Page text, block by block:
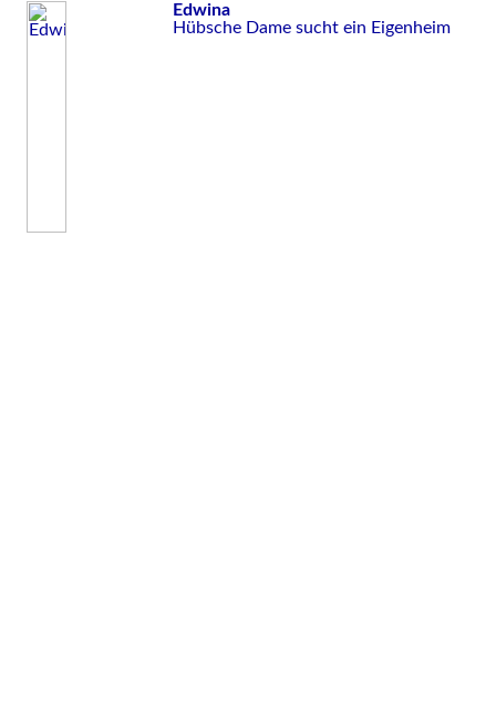
Edwina
Hübsche Dame sucht ein Eigenheim